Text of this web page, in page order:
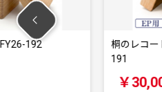
桐のレコードボッ
￥30,000